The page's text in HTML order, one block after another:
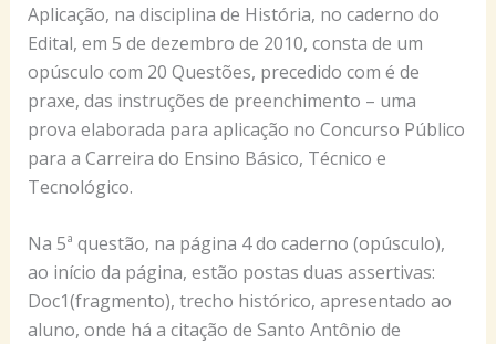
Aplicação, na disciplina de História, no caderno do
Edital, em 5 de dezembro de 2010, consta de um
opúsculo com 20 Questões, precedido com é de
praxe, das instruções de preenchimento – uma
prova elaborada para aplicação no Concurso Público
para a Carreira do Ensino Básico, Técnico e
Tecnológico.
Na 5ª questão, na página 4 do caderno (opúsculo),
ao início da página, estão postas duas assertivas:
Doc1(fragmento), trecho histórico, apresentado ao
aluno, onde há a citação de Santo Antônio de